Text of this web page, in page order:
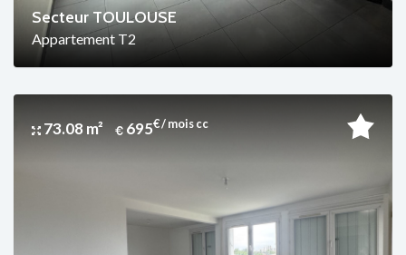
Secteur TOULOUSE
Appartement T2
73.08 m² 695€ / mois cc